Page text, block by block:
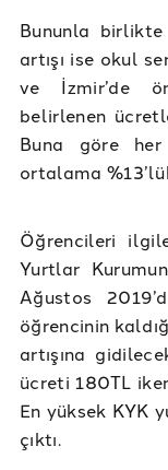
Bununla
artışı ise okul
ve İzmir’de
belirlenen
Buna göre
ortalama
Öğrencileri
Yurtlar
Ağustos
öğrencinin
artışına
ücreti 180TL
En yüksek KYK
çıktı.